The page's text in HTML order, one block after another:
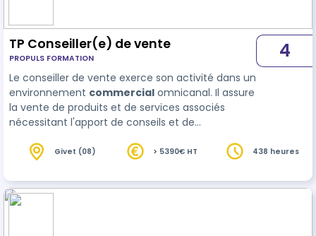
TP Conseiller(e) de vente
PROPULS FORMATION
Le conseiller de vente exerce son activité dans un
environnement commercial omnicanal. Il assure
la vente de produits et de services associés
nécessitant l'apport de conseils et de
particuliers et parfois de professionnels. II prend
commerci…
4
Givet (08) > 5390€ HT 438 heures